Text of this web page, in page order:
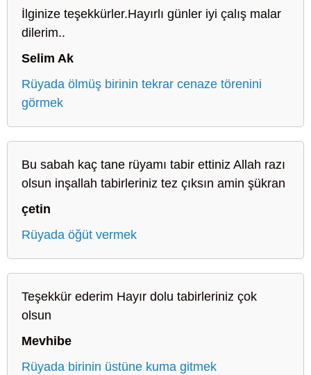
İlginize teşekkürler.Hayırlı günler iyi çalış malar
dilerim..
Selim Ak
Rüyada ölmüş birinin tekrar cenaze törenini
görmek
Bu sabah kaç tane rüyamı tabir ettiniz Allah razı
olsun inşallah tabirleriniz tez çıksın amin şükran
çetin
Rüyada öğüt vermek
Teşekkür ederim Hayır dolu tabirleriniz çok
olsun
Mevhibe
Rüyada birinin üstüne kuma gitmek